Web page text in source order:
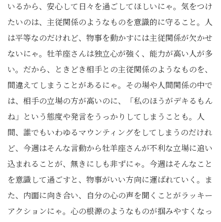
いるから、安心して日々を過ごしてほしいにゃ。気をつけ
たいのは、主従関係のようなものを意識的に守ること。人
は平等なのだけれど、物事を動かすには主従関係が欠かせ
ないにゃ。牡羊座さんは独立心が強く、能力が高い人が多
い。だから、ときどき相手との主従関係のようなものを、
間違えてしまうことがあるにゃ。その場や人間関係の中で
は、相手の立場の方が高いのに、「私のほうがデキるもん
ね」という態度や発言をうっかりしてしまうことも。人
間、誰でもいわゆるマウンティングをしてしまうのだけれ
ど、今週はそんな言動から牡羊座さんが不利な立場に追い
込まれることが、無きにしも非ずにゃ。今週はそんなこと
を意識して過ごすと、物事がいい方向に運ばれていく。ま
た、内面に向き合い、自分の心の声を聞くことがラッキー
アクションにゃ。心の根源のようなものが掴みやすくなっ